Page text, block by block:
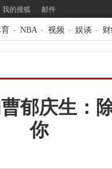
我的搜狐 邮件
- NBA - 视频 - 娱谈 -
郁庆生：
你